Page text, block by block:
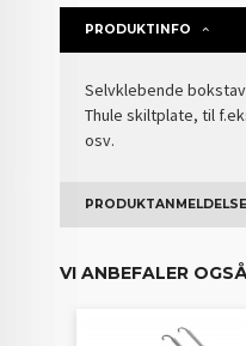
PRODUKTINFO
Selvklebende
Thule skiltplate, til
osv.
VI ANBEFALER